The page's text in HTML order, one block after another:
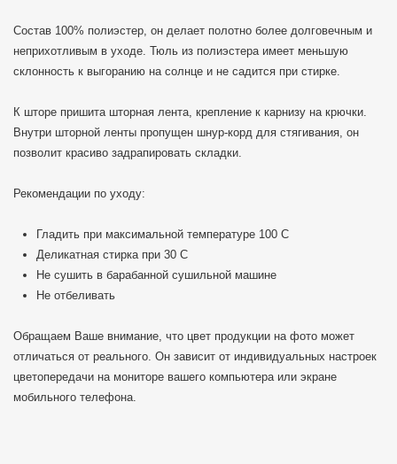
Состав 100% полиэстер, он делает полотно более долговечным и
неприхотливым в уходе. Тюль из полиэстера имеет меньшую
склонность к выгоранию на солнце и не садится при стирке.
К шторе пришита шторная лента, крепление к карнизу на крючки.
Внутри шторной ленты пропущен шнур-корд для стягивания, он
позволит красиво задрапировать складки.
Рекомендации по уходу:
Гладить при максимальной температуре 100 C
Деликатная стирка при 30 С
Не сушить в барабанной сушильной машине
Не отбеливать
Обращаем Ваше внимание, что цвет продукции на фото может
отличаться от реального. Он зависит от индивидуальных настроек
цветопередачи на мониторе вашего компьютера или экране
мобильного телефона.